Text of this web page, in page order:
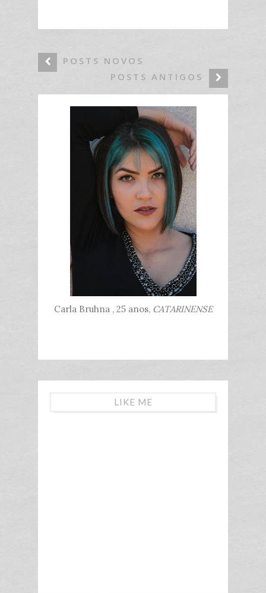
POSTS NOVOS
POSTS ANTIGOS
Carla Bruhna , 25 anos,CATARINENSE
LIKE ME